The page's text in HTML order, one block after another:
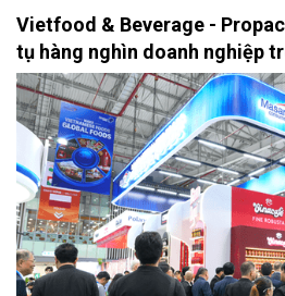
Vietfood & Beverage -
tụ hàng nghìn doanh nghiệp